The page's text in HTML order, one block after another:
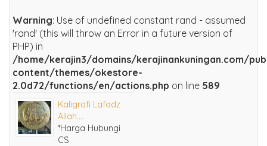
Warning: Use of undefined constant rand - assumed
'rand' (this will throw an Error in a future version of
PHP) in
/home/kerajin3/domains/kerajinankuningan.com/
content/themes/okestore-
2.0d72/functions/en/actions.php on line 589
Kaligrafi Lafadz
Allah....
*Harga Hubungi
CS